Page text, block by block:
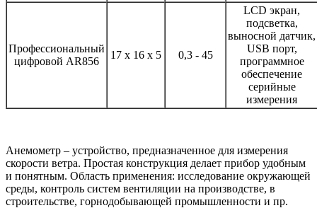
Профессиональный
цифровой AR856
17 x 16 x 5 0,3 - 45
LCD экран,
подсветка,
выносной датчик,
USB порт,
программное
обеспечение
серийные
измерения
Анемометр – устройство, предназначенное для измерения
скорости ветра. Простая конструкция делает прибор удобным
и понятным. Область применения: исследование окружающей
среды, контроль систем вентиляции на производстве, в
строительстве, горнодобывающей промышленности и пр.